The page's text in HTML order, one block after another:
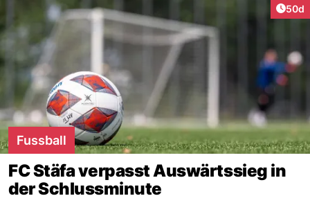
50d
Fussball
FC Stäfa verpasst Auswärtssieg in
der Schlussminute